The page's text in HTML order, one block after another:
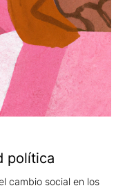
política
cambio social en los